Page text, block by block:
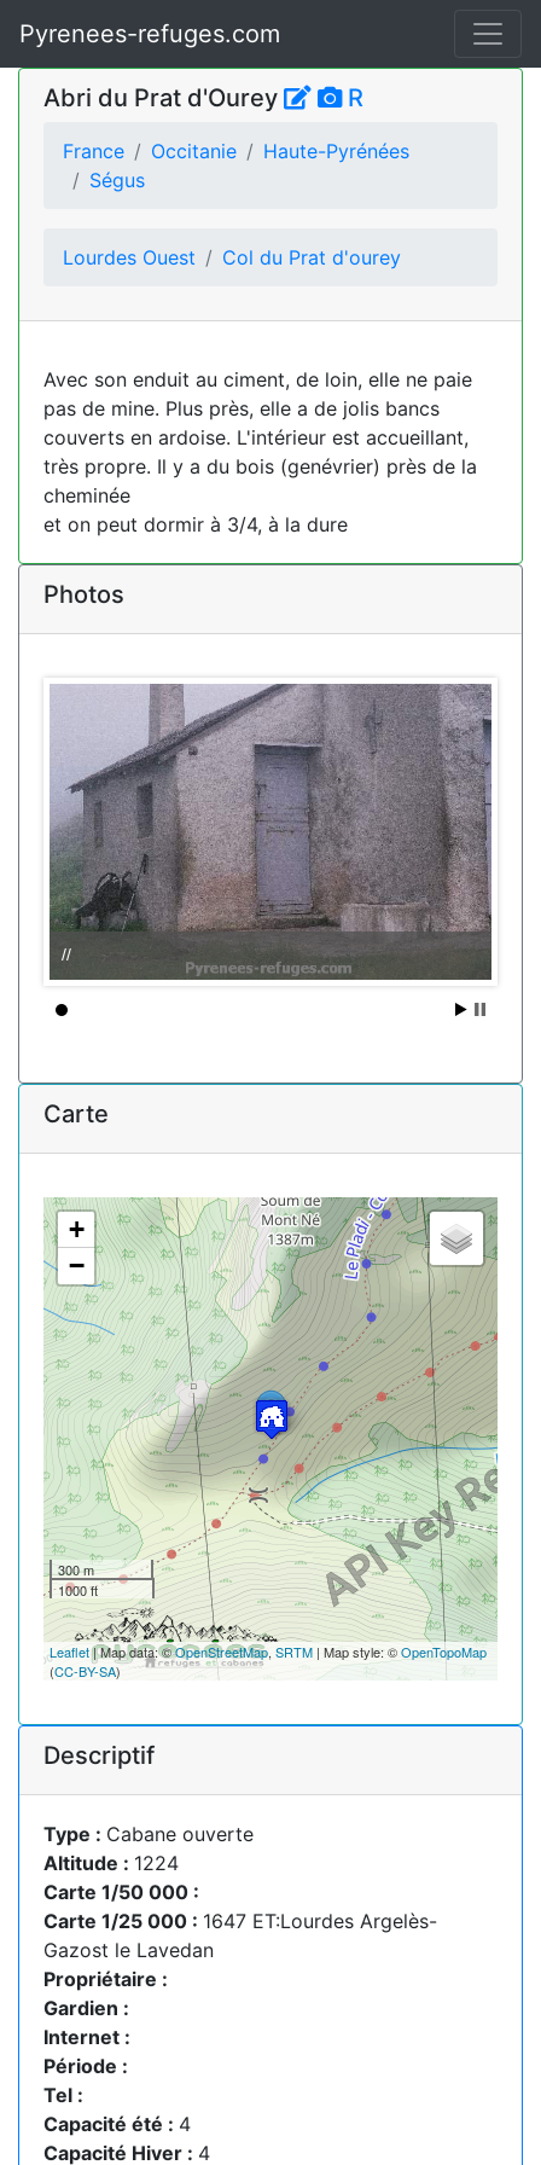
Pyrenees-refuges.com
Abri du Prat d'Ourey R
France Occitanie
Haute-Pyrénées
Ségus
Lourdes Ouest Col du Prat d'ourey
Avec son enduit au ciment, de loin, elle ne paie
pas de mine. Plus près, elle a de jolis bancs
couverts en ardoise. L'intérieur est accueillant,
très propre. Il y a du bois (genévrier) près de la
cheminée
et on peut dormir à 3/4, à la dure
Photos
//
Carte
+
−
300 m
1000 ft
Leaflet| Map data: ©OpenStreetMap, SRTM | Map style: ©OpenTopoMap
(CC-BY-SA)
Descriptif
Type : Cabane ouverte
Altitude : 1224
Carte 1/50 000 :
Carte 1/25 000 : 1647 ET:Lourdes Argelès-
Gazost le Lavedan
Propriétaire :
Gardien :
Internet :
Période :
Tel :
Capacité été : 4
Capacité Hiver : 4